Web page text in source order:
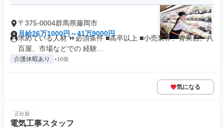
〒375-0004群馬県藤岡市
月給26万1000円～41万9000円
求めている人材 ⏩必須条件 ■高卒以上 ■小売業界、青果店、八
百屋、市場などでの 経験...
介護休暇あり +16個
気になる
正社員
電気工事スタッフ